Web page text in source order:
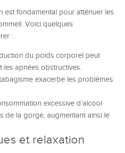
est fondamental pour atténuer les
Voici quelques
:
du poids corporel peut
les apnées obstructives.
exacerbe les problèmes
excessive d’alcool
de la gorge, augmentant ainsi le
et relaxation